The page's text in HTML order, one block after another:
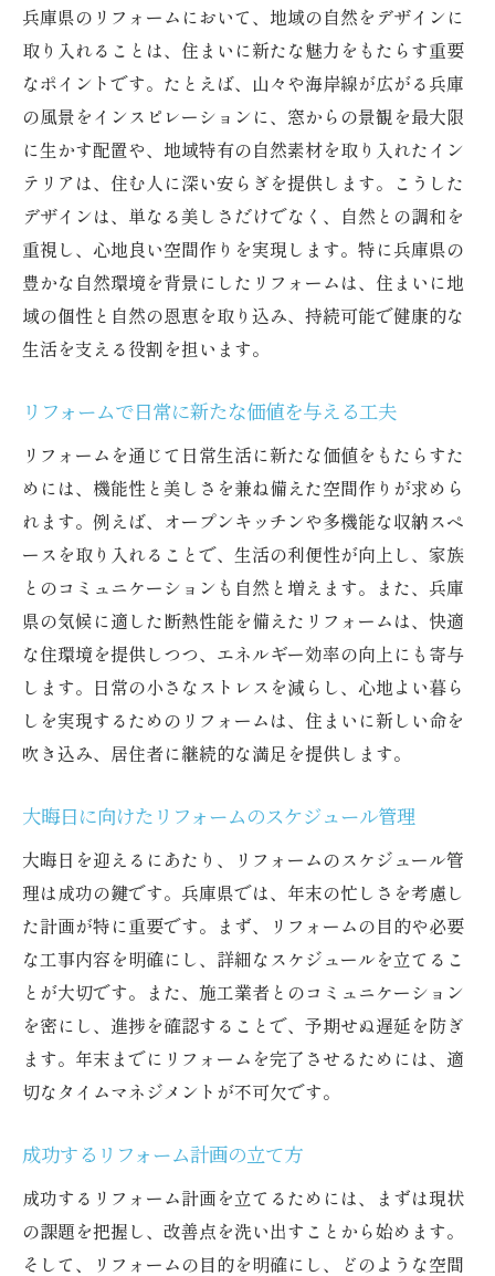
リフォームがもたらす新しい生活スタイル
リフォームで兵庫県の大晦日を特別な日に変え
る方法
特別な日のためのリフォームアイデア
お正月を迎えるにふさわしい住まい作り
リフォームで変わる家族の時間の過ごし方
新しい年に向けた特別な空間演出
心温まる大晦日を演出するインテリア
兵庫県ならではの文化を活かしたリフォー
ム
いを一新
リフォームで叶える新しい年の抱負
住まいを一新するためのステップバイステ
ップガイド
リフォーム後に期待できるライフスタイル
の変化
家族の健康を考えた住まい作り
兵庫県で実現する理想の住まいの形
リフォームで迎える新年の楽しみ方
兵庫県の自然と調和する大晦日のリフォームア
自然を取り入れたリフォームの魅力
兵庫県の四季を感じる住まい作り
エコフレンドリーなリフォームの提案
自然素材を活かしたインテリアデザイン
リフォームで実現する自然と心の調和
地域環境に配慮した住まいのリフォーム
大晦日を彩る兵庫県の新しいリフォームの提案
家全体をトータルコーディネートする方法
しむ
兵庫県の季節に合わせた空間演出のコツ
未来を見据えた革新的なリフォームプラン
年末年始を快適に過ごすための改良点
兵庫県のリフォームにおいて、地域の自然をデザインに
取り入れることは、住まいに新たな魅力をもたらす重要
なポイントです。たとえば、山々や海岸線が広がる兵庫
の風景をインスピレーションに、窓からの景観を最大限
に生かす配置や、地域特有の自然素材を取り入れたイン
テリアは、住む人に深い安らぎを提供します。こうした
デザインは、単なる美しさだけでなく、自然との調和を
重視し、心地良い空間作りを実現します。特に兵庫県の
豊かな自然環境を背景にしたリフォームは、住まいに地
域の個性と自然の恩恵を取り込み、持続可能で健康的な
生活を支える役割を担います。
リフォームで日常に新たな価値を与える工夫
リフォームを通じて日常生活に新たな価値をもたらすた
めには、機能性と美しさを兼ね備えた空間作りが求めら
れます。例えば、オープンキッチンや多機能な収納スペ
ースを取り入れることで、生活の利便性が向上し、家族
とのコミュニケーションも自然と増えます。また、兵庫
県の気候に適した断熱性能を備えたリフォームは、快適
な住環境を提供しつつ、エネルギー効率の向上にも寄与
します。日常の小さなストレスを減らし、心地よい暮ら
しを実現するためのリフォームは、住まいに新しい命を
吹き込み、居住者に継続的な満足を提供します。
大晦日に向けたリフォームのスケジュール管理
大晦日を迎えるにあたり、リフォームのスケジュール管
理は成功の鍵です。兵庫県では、年末の忙しさを考慮し
た計画が特に重要です。まず、リフォームの目的や必要
な工事内容を明確にし、詳細なスケジュールを立てるこ
とが大切です。また、施工業者とのコミュニケーション
を密にし、進捗を確認することで、予期せぬ遅延を防ぎ
ます。年末までにリフォームを完了させるためには、適
切なタイムマネジメントが不可欠です。
成功するリフォーム計画の立て方
成功するリフォーム計画を立てるためには、まずは現状
の課題を把握し、改善点を洗い出すことから始めます。
そして、リフォームの目的を明確にし、どのような空間